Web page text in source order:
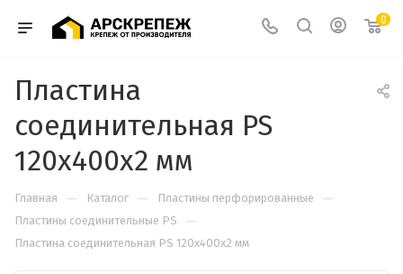
0
Пластина
соединительная PS
120х400х2 мм
Главная — Каталог — Пластины перфорированные —
Пластины соединительные PS —
Пластина соединительная PS 120х400х2 мм